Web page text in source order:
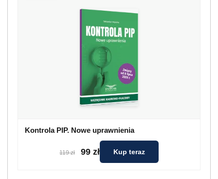
Kontrola PIP. Nowe uprawnienia
119 zł 99 zł Kup teraz